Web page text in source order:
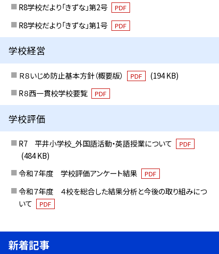
R8学校だより「きずな」第2号
PDF
R8学校だより「きずな」第1号 PDF
学校経営
Ｒ８いじめ防止基本方針（概要版） PDF
(194 KB)
R８西一貫校学校要覧
PDF
学校評価
R7 平井小学校_外国語活動・英語授業について PDF
(484 KB)
令和７年度 学校評価アンケート結果
PDF
令和７年度 ４校を総合した結果分析と今後の取り組みにつ
いて
PDF
新着記事